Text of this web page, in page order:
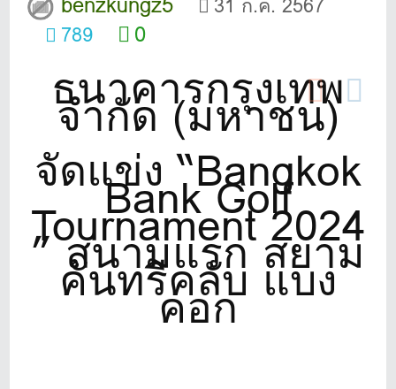
789
0
ธนาคารกรุงเทพ
จำกัด (มหาชน)
จัดแข่ง “Bangkok
Bank Golf
Tournament 2024
” สนามแรก สยาม
คันทรีคลับ แบง
คอก